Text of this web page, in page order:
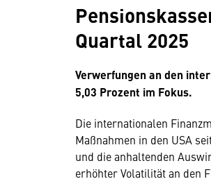
Quartal 2025
Verwerfungen an den
5,03 Prozent im Fokus.
Die internationalen
Maßnahmen in den USA
und die anhaltenden
erhöhter Volatilität an den